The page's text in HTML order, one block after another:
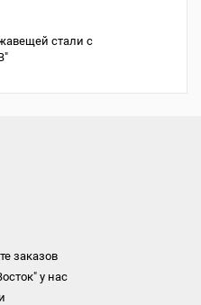
стали с
заказов
у нас